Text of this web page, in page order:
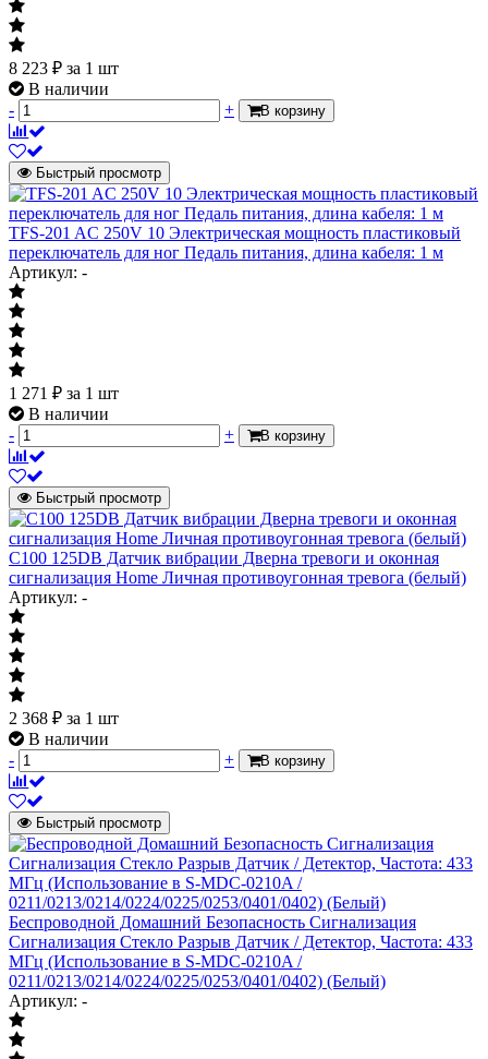
8 223 ₽ за 1 шт
В наличии
-
+ В корзину
Быстрый просмотр
TFS-201 AC 250V 10 Электрическая мощность пластиковый
переключатель для ног Педаль питания, длина кабеля: 1 м
Артикул: -
1 271 ₽ за 1 шт
В наличии
-
+ В корзину
Быстрый просмотр
C100 125DB Датчик вибрации Дверна тревоги и оконная
сигнализация Home Личная противоугонная тревога (белый)
Артикул: -
2 368 ₽ за 1 шт
В наличии
-
+ В корзину
Быстрый просмотр
Беспроводной Домашний Безопасность Сигнализация
Сигнализация Стекло Разрыв Датчик / Детектор, Частота: 433
МГц (Использование в S-MDC-0210A /
0211/0213/0214/0224/0225/0253/0401/0402) (Белый)
Артикул: -